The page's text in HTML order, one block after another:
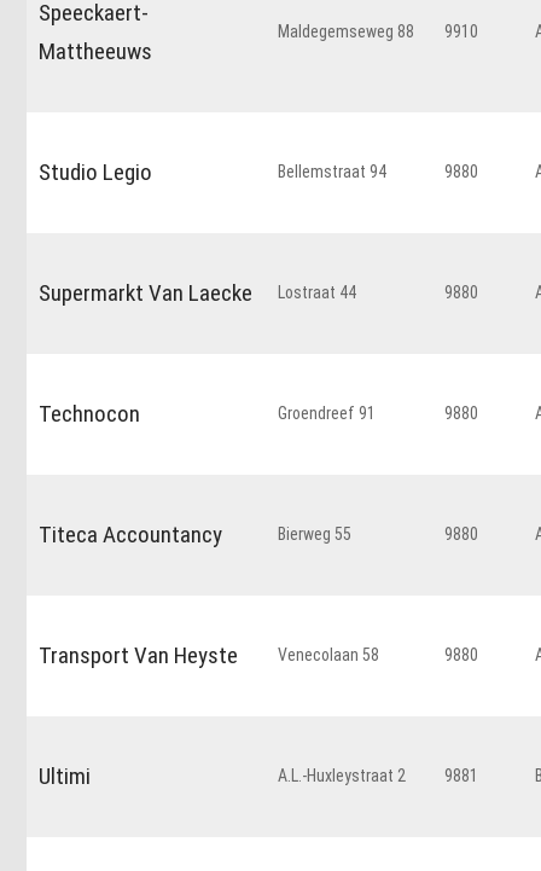
Speeckaert-
Mattheeuws
Maldegemseweg 88 9910
Studio Legio Bellemstraat 94 9880
Supermarkt Van Laecke Lostraat 44 9880
Technocon Groendreef 91 9880
Titeca Accountancy Bierweg 55 9880
Transport Van Heyste Venecolaan 58 9880
Ultimi A.L.-Huxleystraat 2 9881